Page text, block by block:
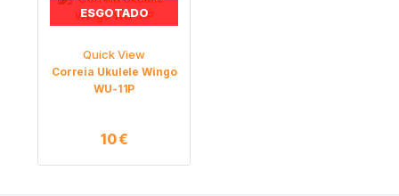
ESGOTADO
Quick View
Correia Ukulele Wingo
WU-11P
10€